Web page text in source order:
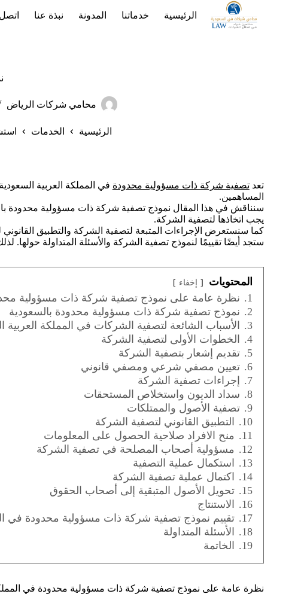
الرئيسية خدماتنا المدونة نبذة عنا
محامي شركات الرياض
الرئيسية الخدمات
تعدتصفية شركة ذات مسؤولية محدودة في المملكة العربية
المساهمين.
سنناقش في هذا المقال نموذج تصفية شركة ذات مسؤولية محدودة
يجب اتخاذها لتصفية الشركة.
كما سنستعرض الإجراءات المتبعة لتصفية الشركة والتطبيق
ستجد أيضًا تقييمًا لنموذج تصفية الشركة والأسئلة المتداولة حولها.
المحتويات إخفاء
1.
نظرة عامة على نموذج تصفية شركة ذات مسؤولية
2.
نموذج تصفية شركة ذات مسؤولية محدودة بالسعودية
3.
الأسباب الشائعة لتصفية الشركات في المملكة العربية
4.
الخطوات الأولى لتصفية الشركة
5.
تقديم إشعار بتصفية الشركة
6.
تعيين مصفي شرعي ومصفي قانوني
7.
إجراءات تصفية الشركة
8.
سداد الديون واستخلاص المستحقات
9.
تصفية الأصول والممتلكات
10.
التطبيق القانوني لتصفية الشركة
11.
منح الافراد صلاحية الحصول على المعلومات
12.
مسؤولية أصحاب المصلحة في تصفية الشركة
13.
استكمال عملية التصفية
14.
اكتمال عملية تصفية الشركة
15.
تحويل الأصول المتبقية إلى أصحاب الحقوق
16.
الاستنتاج
17.
تقييم نموذج تصفية شركة ذات مسؤولية محدودة في
18.
الأسئلة المتداولة
19.
الخاتمة
نظرة عامة على نموذج تصفية شركة ذات مسؤولية محدودة في